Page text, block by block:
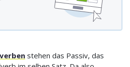
stehen das Passiv, das